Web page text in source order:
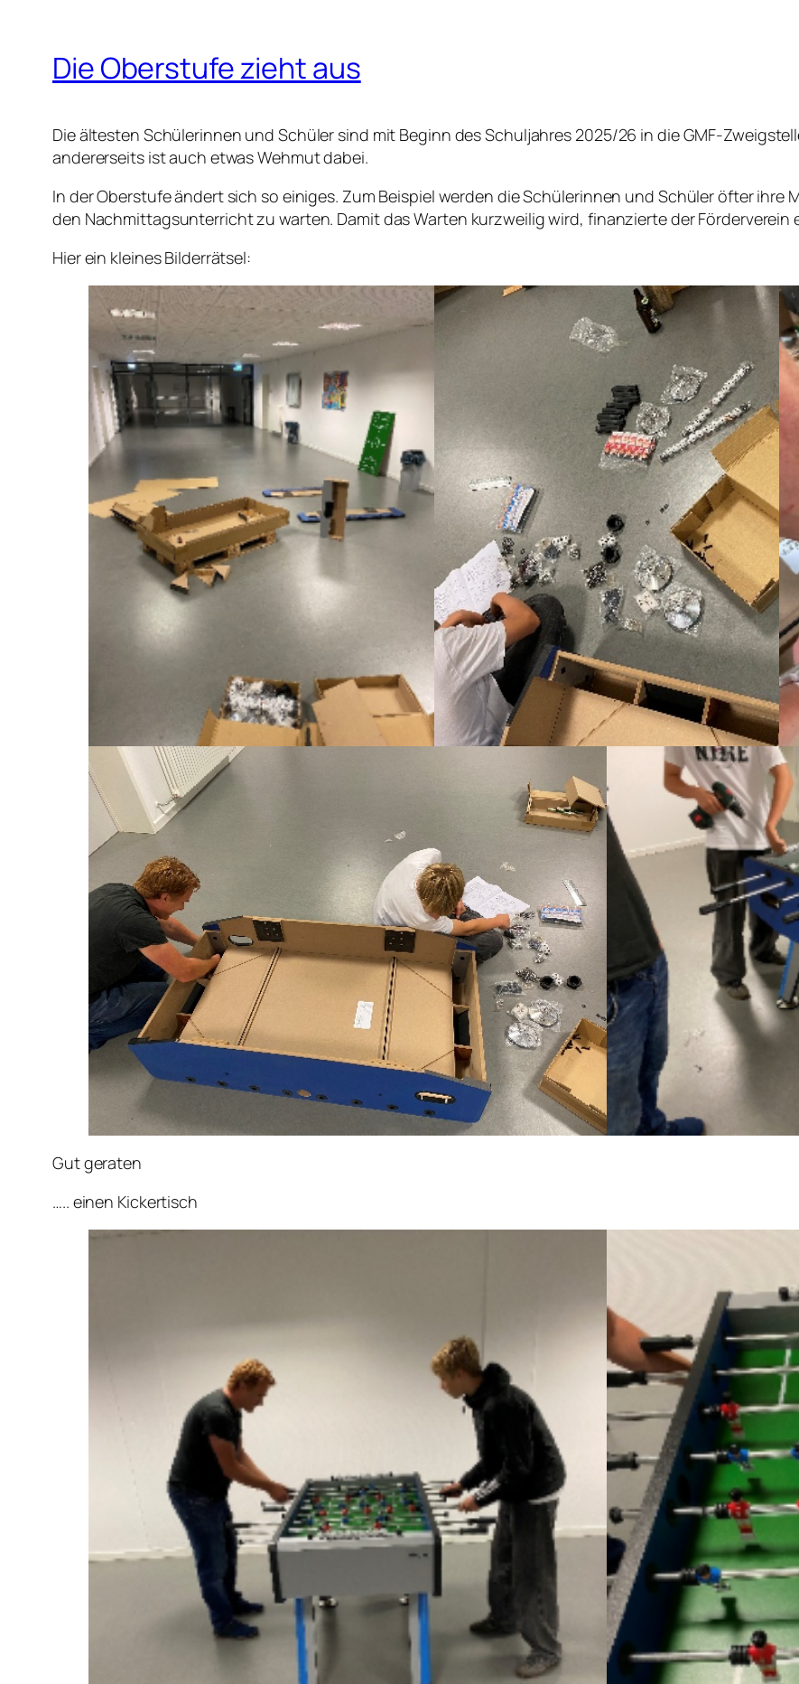
Die Oberstufe zieht aus
Die ältesten Schülerinnen und Schüler sind mit Beginn des Schuljahres 2025/26 in die GMF-
andererseits ist auch etwas Wehmut dabei.
In der Oberstufe ändert sich so einiges. Zum Beispiel werden die Schülerinnen und Schüler öfter
den Nachmittagsunterricht zu warten. Damit das Warten kurzweilig wird, finanzierte der Förderverein
Hier ein kleines Bilderrätsel:
Gut geraten
….. einen Kickertisch